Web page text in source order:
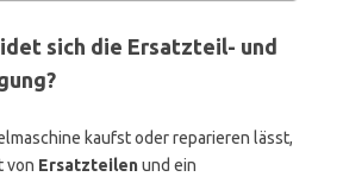
sich die Ersatzteil- und
kaufst oder reparieren lässt,
von Ersatzteilenund ein